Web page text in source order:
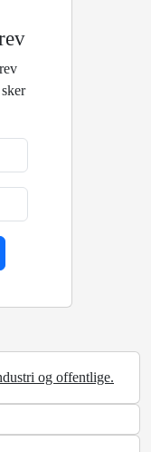
og offentlige.